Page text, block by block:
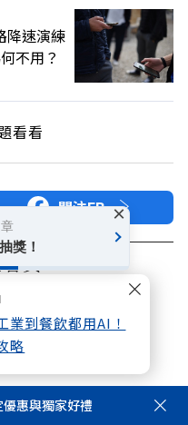
業到餐飲都用AI！
略
降速演練
不用？
看看
關注FB
員
會員服務
惠與獨家好禮
獎！
×